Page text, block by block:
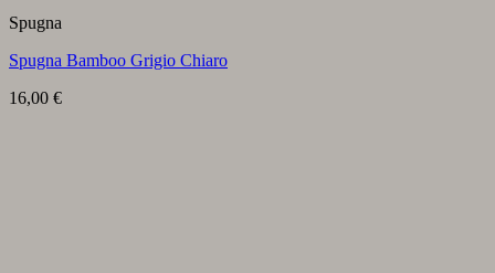
Spugna
Spugna Bamboo Grigio Chiaro
16,00 €